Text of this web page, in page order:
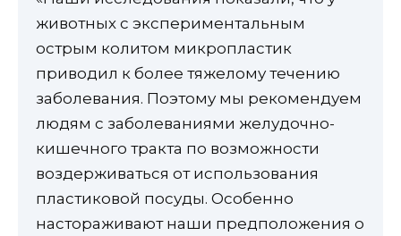
животных с экспериментальным
острым колитом микропластик
приводил к более тяжелому течению
заболевания. Поэтому мы рекомендуем
людям с заболеваниями желудочно-
кишечного тракта по возможности
воздерживаться от использования
пластиковой посуды. Особенно
настораживают наши предположения о